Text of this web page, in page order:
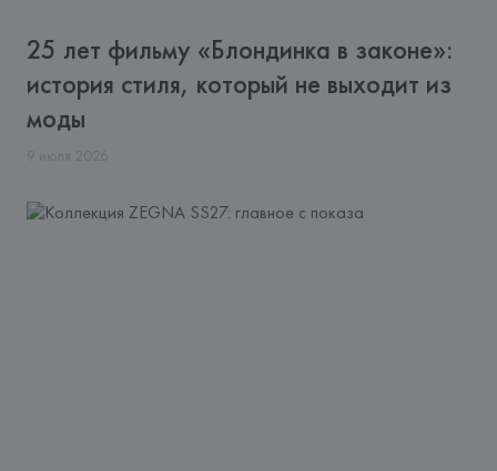
25 лет фильму «Блондинка в законе»:
история стиля, который не выходит из
моды
июля 2026